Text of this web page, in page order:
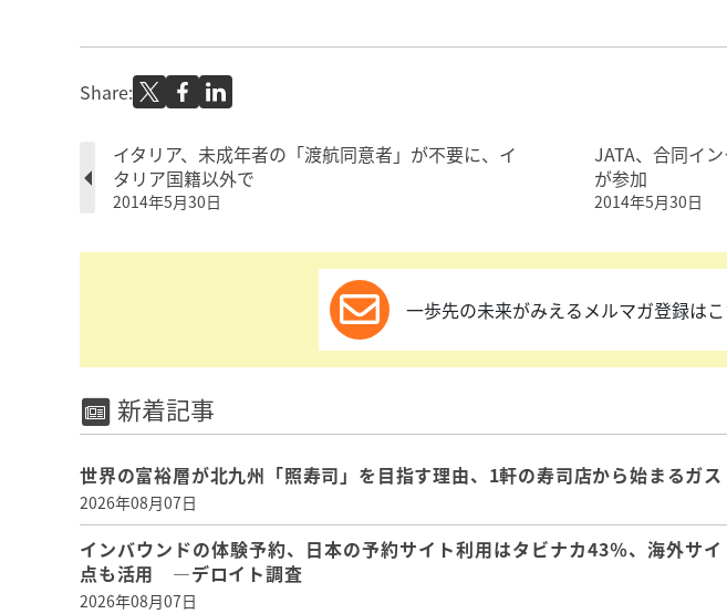
Share:
イタリア、未成年者の「渡航同意者」が不要に、イ
タリア国籍以外で
2014年5月30日
JATA、合同イ
が参加
2014年5月30日
一歩先の未来がみえるメルマガ登録は
新着記事
世界の富裕層が北九州「照寿司」を目指す理由、1軒の寿司店から始まるガス
2026年08月07日
インバウンドの体験予約、日本の予約サイト利用はタビナカ43％、海外サ
点も活用 ―デロイト調査
2026年08月07日